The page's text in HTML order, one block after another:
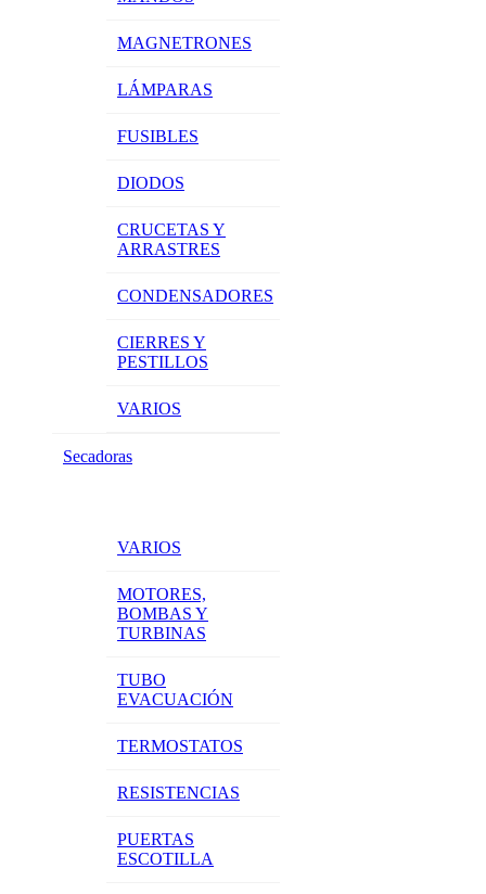
MAGNETRONES
LÁMPARAS
FUSIBLES
DIODOS
CRUCETAS Y
ARRASTRES
CONDENSADORES
CIERRES Y
PESTILLOS
VARIOS
Secadoras
VARIOS
MOTORES,
BOMBAS Y
TURBINAS
TUBO
EVACUACIÓN
TERMOSTATOS
RESISTENCIAS
PUERTAS
ESCOTILLA